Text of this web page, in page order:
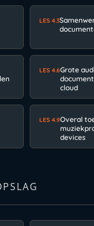
LES 4.3
LES 4.6Grote
cloud
LES 4.9Overal
devices